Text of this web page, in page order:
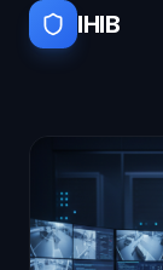
IHIB